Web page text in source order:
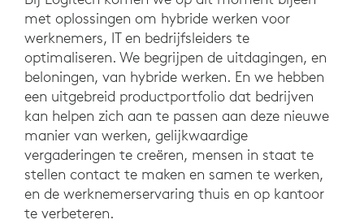
met oplossingen om hybride werken voor
werknemers, IT en bedrijfsleiders te
optimaliseren. We begrijpen de uitdagingen, en
beloningen, van hybride werken. En we hebben
een uitgebreid productportfolio dat bedrijven
kan helpen zich aan te passen aan deze nieuwe
manier van werken, gelijkwaardige
vergaderingen te creëren, mensen in staat te
stellen contact te maken en samen te werken,
en de werknemerservaring thuis en op kantoor
te verbeteren.